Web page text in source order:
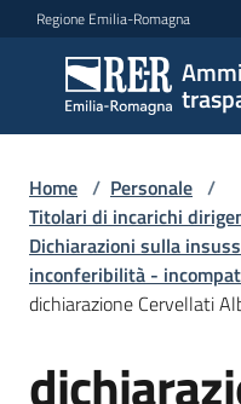
Vai al contenuto
Vai alla navigazione
Vai al footer
Regione Emilia-Romagna
Sottosezioni
Accesso
Home / Personale /
Titolari di incarichi
Dichiarazioni sulla
inconferibilità -
dichiarazione Cervellati